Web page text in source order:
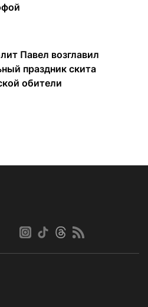
Павел возглавил
праздник скита
обители